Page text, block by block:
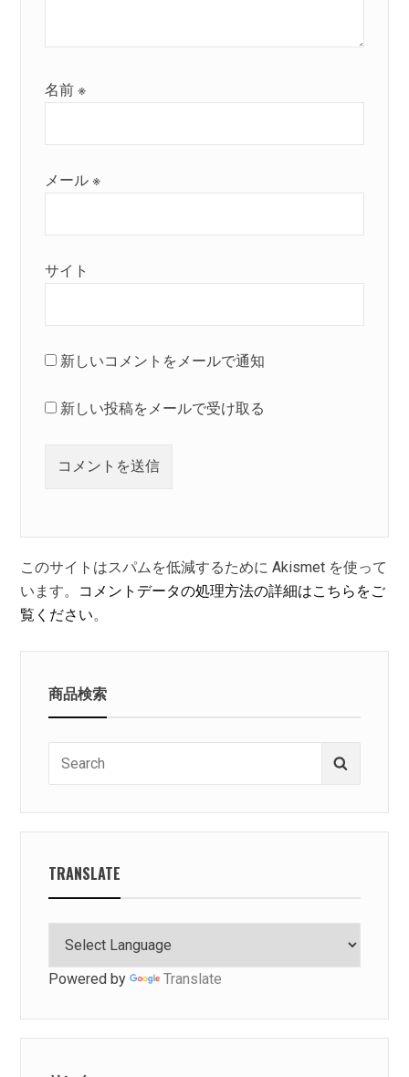
名前※
メール※
サイト
新しいコメントをメールで通知
新しい投稿をメールで受け取る
このサイトはスパムを低減するために Akismet を使って
います。 コメントデータの処理方法の詳細はこちらをご
覧ください。
商品検索
TRANSLATE
Powered by Translate